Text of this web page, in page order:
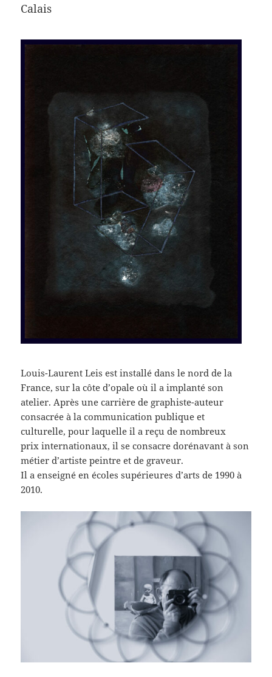
Calais
Louis-Laurent Leis est installé dans le nord de la
France, sur la côte d’opale où il a implanté son
atelier. Après une carrière de graphiste-auteur
consacrée à la communication publique et
culturelle, pour laquelle il a reçu de nombreux
prix internationaux, il se consacre dorénavant à son
métier d’artiste peintre et de graveur.
Il a enseigné en écoles supérieures d’arts de 1990 à
2010.